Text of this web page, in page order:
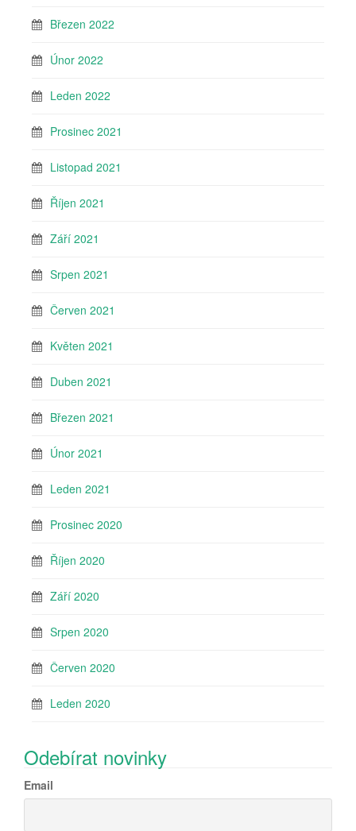
Březen 2022
Únor 2022
Leden 2022
Prosinec 2021
Listopad 2021
Říjen 2021
Září 2021
Srpen 2021
Červen 2021
Květen 2021
Duben 2021
Březen 2021
Únor 2021
Leden 2021
Prosinec 2020
Říjen 2020
Září 2020
Srpen 2020
Červen 2020
Leden 2020
Odebírat novinky
Email